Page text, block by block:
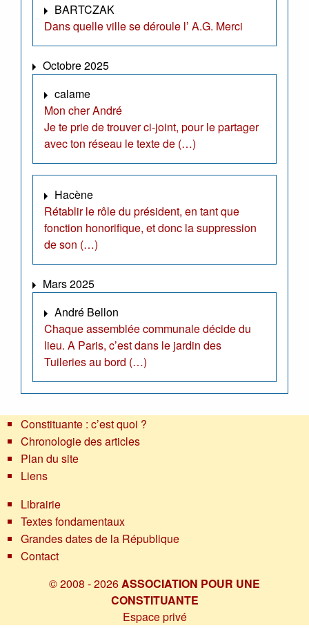
BARTCZAK
Dans quelle ville se déroule l’ A.G. Merci
Octobre 2025
calame
Mon cher André
Je te prie de trouver ci-joint, pour le partager
avec ton réseau le texte de (…)
Hacène
Rétablir le rôle du président, en tant que
fonction honorifique, et donc la suppression
de son (…)
Mars 2025
André Bellon
Chaque assemblée communale décide du
lieu. A Paris, c’est dans le jardin des
Tuileries au bord (…)
Constituante : c’est quoi ?
Chronologie des articles
Plan du site
Liens
Librairie
Textes fondamentaux
Grandes dates de la République
Contact
© 2008 - 2026ASSOCIATION POUR UNE
CONSTITUANTE
Espace privé